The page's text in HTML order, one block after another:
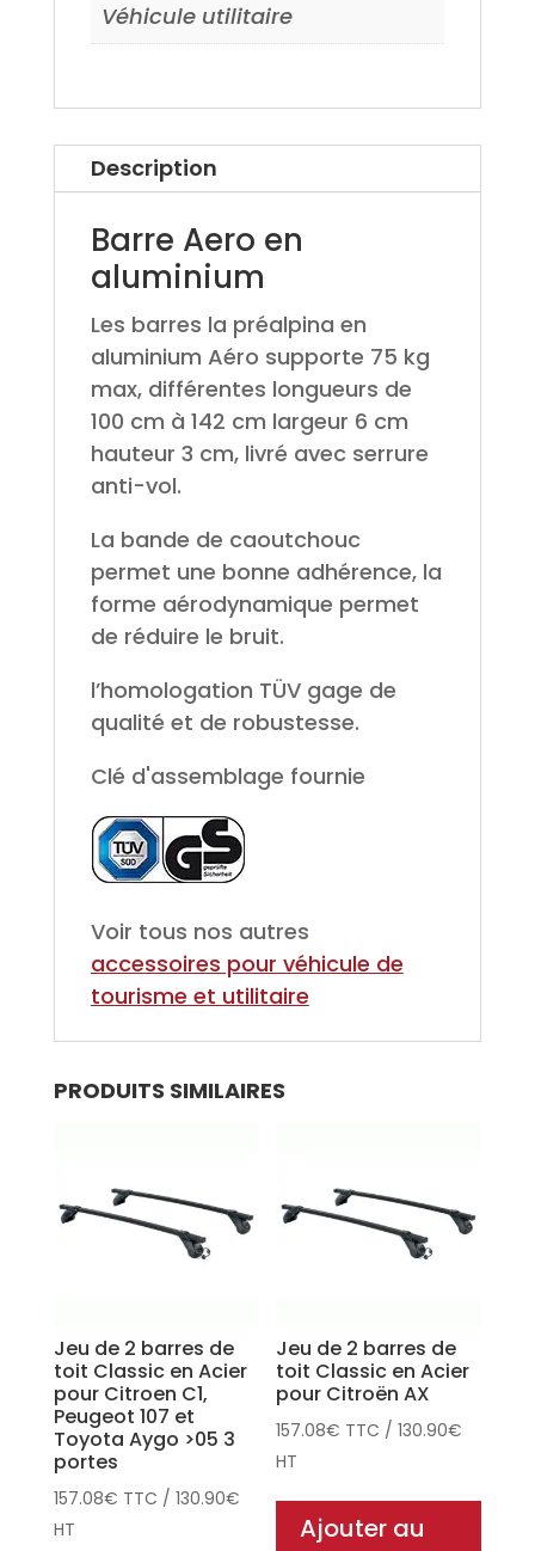
Véhicule utilitaire
Description
Barre Aero en
aluminium
Les barres la préalpina en
aluminium Aéro supporte 75 kg
max, différentes longueurs de
100 cm à 142 cm largeur 6 cm
hauteur 3 cm, livré avec serrure
anti-vol.
La bande de caoutchouc
permet une bonne adhérence, la
forme aérodynamique permet
de réduire le bruit.
l’homologation TÜV gage de
qualité et de robustesse.
Clé d'assemblage fournie
Voir tous nos autres
accessoires pour véhicule de
tourisme et utilitaire
PRODUITS SIMILAIRES
Jeu de 2 barres de
toit Classic en Acier
pour Citroen C1,
Peugeot 107 et
Toyota Aygo >05 3
portes
157.08€ TTC / 130.90€
HT
Jeu de 2 barres de
toit Classic en Acier
pour Citroën AX
157.08€ TTC /130.90€
HT
Ajouter au